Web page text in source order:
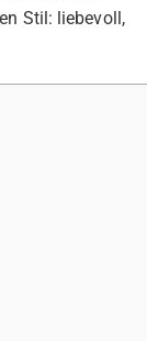
Stil: liebevoll,